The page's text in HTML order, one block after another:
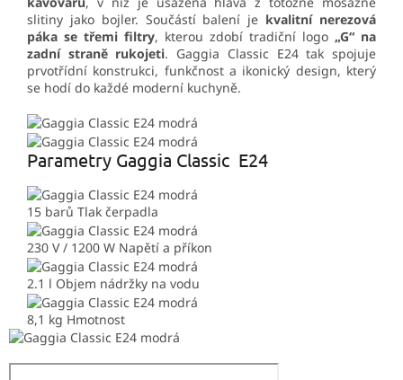
slitiny jako bojler. Součástí balení je kvalitní nerezová
páka se třemi filtry, kterou zdobí tradiční logo „G“ na
zadní straně rukojeti. Gaggia Classic E24 tak spojuje
prvotřídní konstrukci, funkčnost a ikonický design, který
se hodí do každé moderní kuchyně.
Parametry Gaggia Classic E24
15 barů Tlak čerpadla
230 V / 1200 W Napětí a příkon
2.1 l Objem nádržky na vodu
8,1 kg Hmotnost